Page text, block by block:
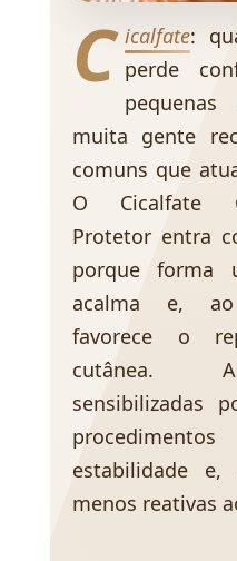
C icalfate:
perde
pequenas
muita gente
comuns que
O Cicalfate
Protetor entra
porque forma
acalma e,
favorece o
cutânea.
sensibilizadas
estabilidade
menos reativas